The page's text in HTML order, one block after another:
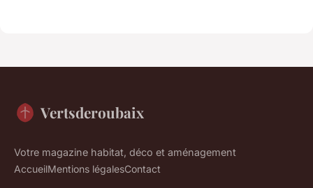
Vertsderoubaix
Votre magazine habitat, déco et aménagement
AccueilMentions légalesContact